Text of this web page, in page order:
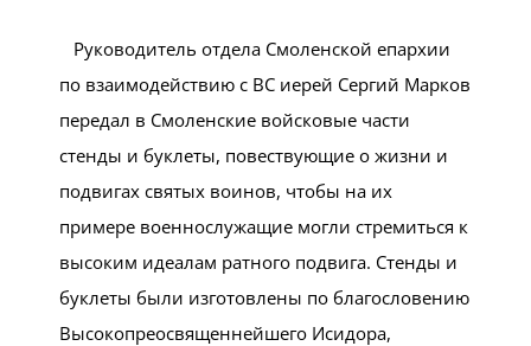
Руководитель отдела Смоленской епархии
по взаимодействию с ВС иерей Сергий Марков
передал в Смоленские войсковые части
стенды и буклеты, повествующие о жизни и
подвигах святых воинов, чтобы на их
примере военнослужащие могли стремиться к
высоким идеалам ратного подвига. Стенды и
буклеты были изготовлены по благословению
Высокопреосвященнейшего Исидора,